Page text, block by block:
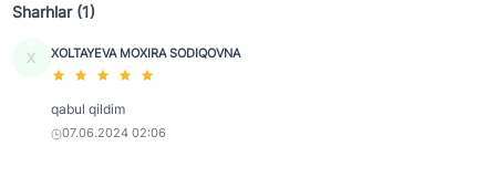
Sharhlar (1)
X XOLTAYEVA MOXIRA SODIQOVNA
qabul qildim
07.06.2024 02:06